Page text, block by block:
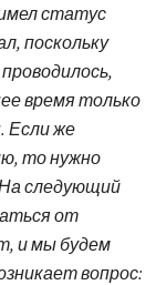
статус
поскольку
время только
Если же
то нужно
следующий
от
и мы будем
вопрос: